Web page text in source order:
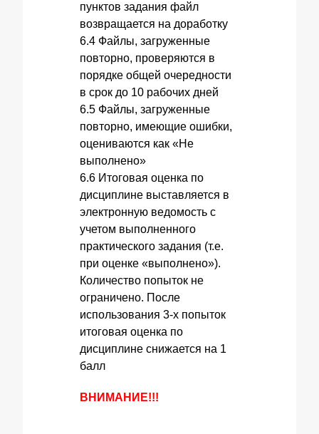
пунктов задания файл
возвращается на доработку
6.4 Файлы, загруженные
повторно, проверяются в
порядке общей очередности
в срок до 10 рабочих дней
6.5 Файлы, загруженные
повторно, имеющие ошибки,
оцениваются как «Не
выполнено»
6.6 Итоговая оценка по
дисциплине выставляется в
электронную ведомость с
учетом выполненного
практического задания (т.е.
при оценке «выполнено»).
Количество попыток не
ограничено. После
использования 3-х попыток
итоговая оценка по
дисциплине снижается на 1
балл
ВНИМАНИЕ!!!